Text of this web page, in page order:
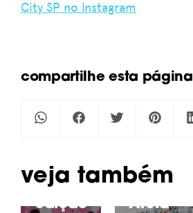
City SP no Instagram
compartilhe esta página
Veja também
Desafio
+
Casa
Criadores:
finalistas
dessa
edição
MODA &
ESTILO
da
marca
Areia